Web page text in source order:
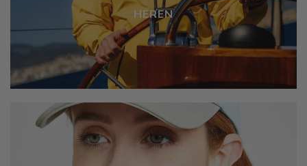
HEREN